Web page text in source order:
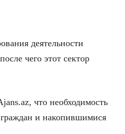
деятельности
чего этот сектор
что необходимость
и накопившимися